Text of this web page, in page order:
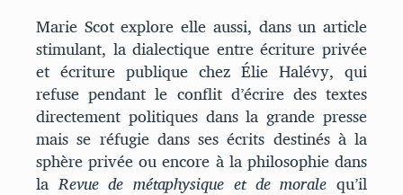
Marie Scot explore elle aussi, dans un article
stimulant, la dialectique entre écriture privée
et écriture publique chez Élie Halévy, qui
refuse pendant le conflit d’écrire des textes
directement politiques dans la grande presse
mais se réfugie dans ses écrits destinés à la
sphère privée ou encore à la philosophie dans
laRevue de métaphysique et de morale qu’il